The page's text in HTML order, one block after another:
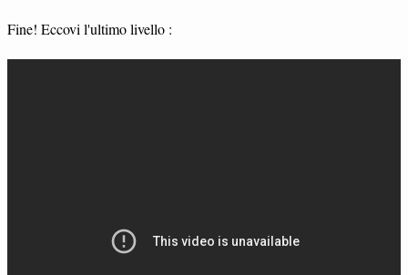
Fine! Eccovi l'ultimo livello :